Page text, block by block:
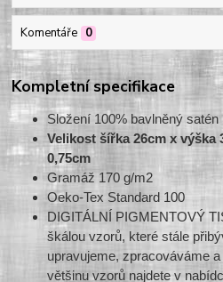
Komentáře 0
Kompletní specifikace
Složení 100% bavlněný satén
Velikost šířka 26cm x výška
0,75cm
Gramáž 170 g/m2
Oeko-Tex Standard 100
DIGITÁLNÍ PIGMENTOVÝ
škálou vzorů, které stále
upravujeme, zpracováváme
většinu vzorů najdete v